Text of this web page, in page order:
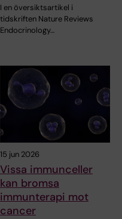
I en översiktsartikel i
tidskriften Nature Reviews
Endocrinology…
15 jun 2026
Vissa immunceller
kan bromsa
immunterapi mot
cancer